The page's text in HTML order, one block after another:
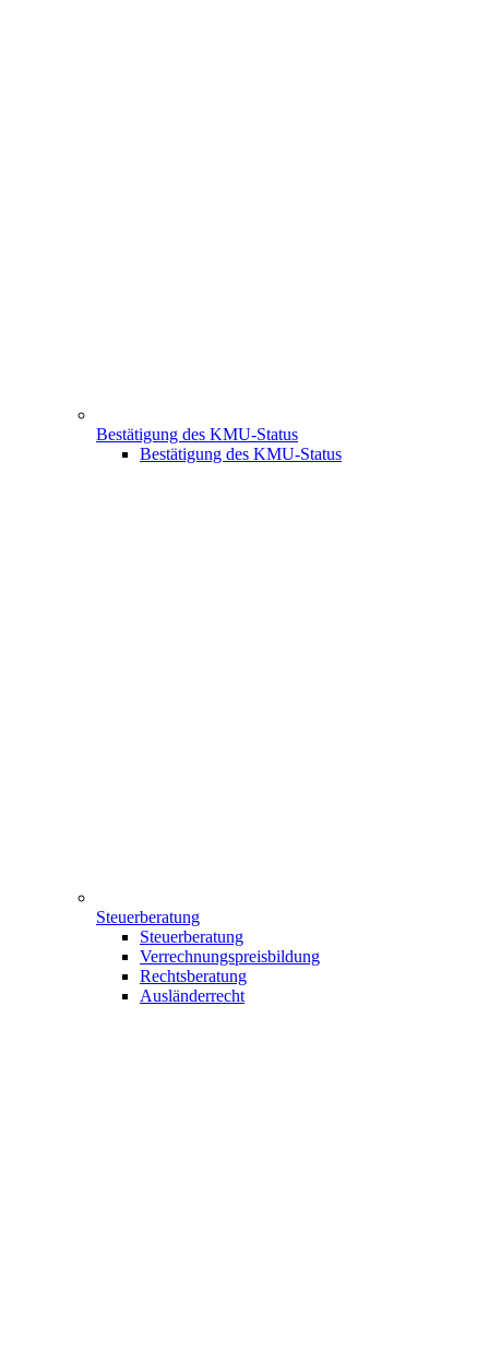
Bestätigung des KMU-Status
Bestätigung des KMU-Status
Steuerberatung
Steuerberatung
Verrechnungspreisbildung
Rechtsberatung
Ausländerrecht